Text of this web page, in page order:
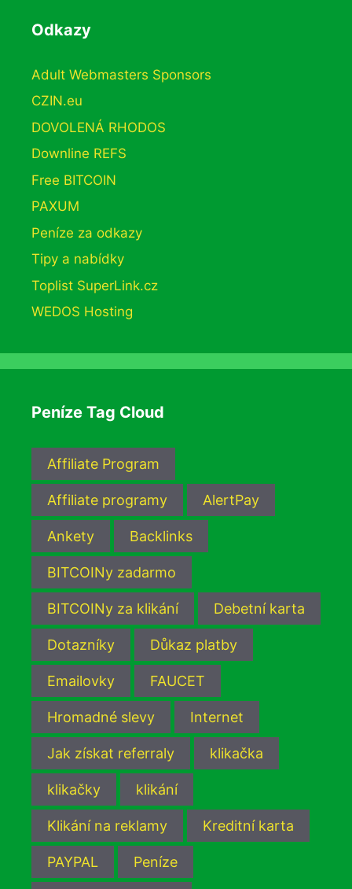
Odkazy
Adult Webmasters Sponsors
CZIN.eu
DOVOLENÁ RHODOS
Downline REFS
Free BITCOIN
PAXUM
Peníze za odkazy
Tipy a nabídky
Toplist SuperLink.cz
WEDOS Hosting
Peníze Tag Cloud
Affiliate Program
Affiliate programy AlertPay
Ankety Backlinks
BITCOINy zadarmo
BITCOINy za klikání Debetní karta
Dotazníky Důkaz platby
Emailovky FAUCET
Hromadné slevy Internet
Jak získat referraly klikačka
klikačky klikání
Klikání na reklamy Kreditní karta
PAYPAL Peníze